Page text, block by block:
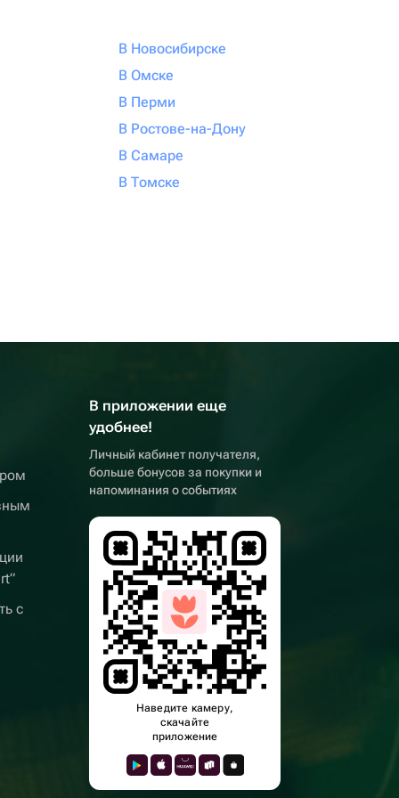
В Новосибирске
В Омске
В Перми
В Ростове-на-Дону
В Самаре
В Томске
с
В приложении еще
удобнее!
Личный кабинет получателя,
больше бонусов за покупки и
напоминания о событиях
Наведите камеру,
скачайте
приложение